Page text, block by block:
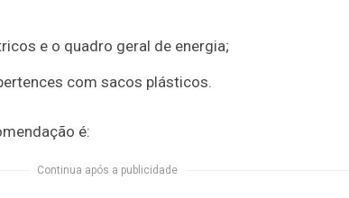
e o quadro geral de energia;
com sacos plásticos.
é:
Continua após a publicidade